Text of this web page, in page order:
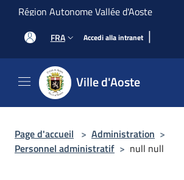
Salta al contenuto principale
Région Autonome Vallée d'Aoste
FRA Accedi alla intranet |
Ville d'Aoste
Page d'accueil > Administration >
Personnel administratif > null null